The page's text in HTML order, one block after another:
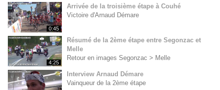
0:45
Arrivée de la troisième étape à Couhé
Victoire d'Arnaud Démare
4:25
Résumé de la 2ème étape entre Segonzac et
Melle
Retour en images Segonzac > Melle
Interview Arnaud Démare
Vainqueur de la 2ème étape